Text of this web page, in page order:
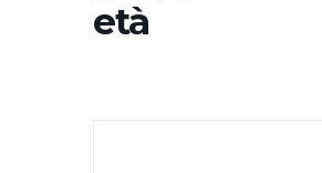
età